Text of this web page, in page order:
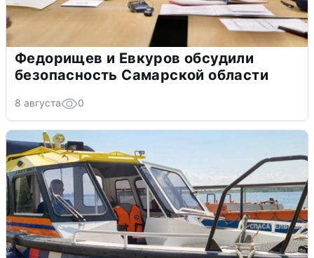
Федорищев и Евкуров обсудили
безопасность Самарской области
8 августа 0